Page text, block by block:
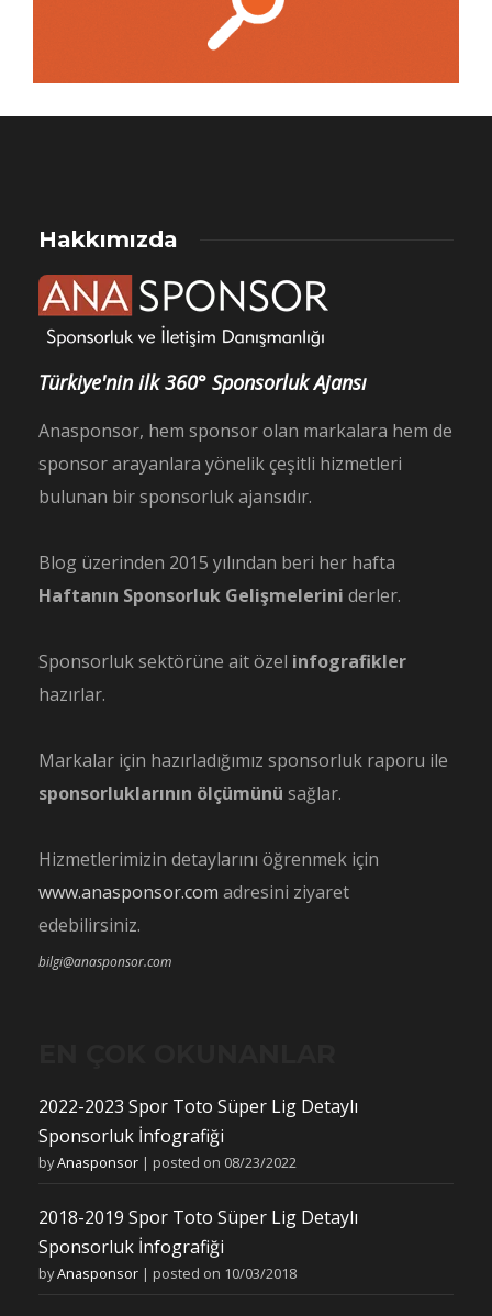
Hakkımızda
Türkiye'nin ilk 360° Sponsorluk Ajansı
Anasponsor, hem sponsor olan markalara hem de
sponsor arayanlara yönelik çeşitli hizmetleri
bulunan bir sponsorluk ajansıdır.
Blog üzerinden 2015 yılından beri her hafta
Haftanın Sponsorluk Gelişmelerini derler.
Sponsorluk sektörüne ait özel infografikler
hazırlar.
Markalar için hazırladığımız sponsorluk raporu ile
sponsorluklarının ölçümünü sağlar.
Hizmetlerimizin detaylarını öğrenmek için
www.anasponsor.com adresini ziyaret
edebilirsiniz.
bilgi@anasponsor.com
2022-2023 Spor Toto Süper Lig Detaylı
Sponsorluk İnfografiği
byAnasponsor | posted on 08/23/2022
2018-2019 Spor Toto Süper Lig Detaylı
Sponsorluk İnfografiği
byAnasponsor | posted on 10/03/2018